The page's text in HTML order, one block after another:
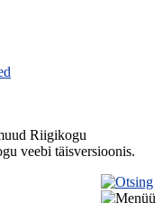
Riigikogu
veebi täisversioonis.